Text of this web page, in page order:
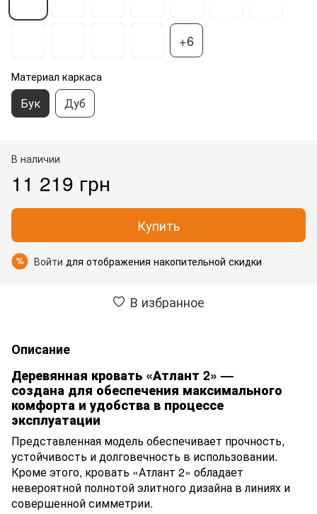
+6
Материал каркаса
Бук Дуб
В наличии
11 219 грн
Купить
% Войти для отображения накопительной скидки
В избранное
Описание
Деревянная кровать «Атлант 2» —
создана для обеспечения максимального
комфорта и удобства в процессе
эксплуатации
Представленная модель обеспечивает прочность,
устойчивость и долговечность в использовании.
Кроме этого, кровать «Атлант 2» обладает
невероятной полнотой элитного дизайна в линиях и
совершенной симметрии.